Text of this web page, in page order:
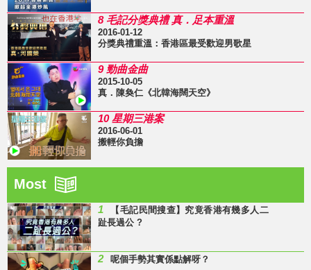
8 毛記分獎典禮 真．足本重溫
2016-01-12
分獎典禮重溫：香港區最受歡迎男歌星
9 勁曲金曲
2015-10-05
真．陳奐仁《北韓海闊天空》
10 星期三港案
2016-06-01
搬輕你負擔
Most
1
【毛記民間搜查】究竟香港有幾多人二
趾長過公 ?
2 呢個手勢其實係點解呀？